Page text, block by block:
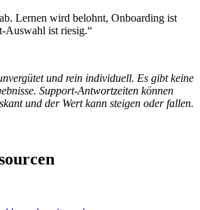
Lernen wird belohnt, Onboarding ist
Auswahl ist riesig.“
und rein individuell. Es gibt keine
Support-Antwortzeiten können
und der Wert kann steigen oder fallen.